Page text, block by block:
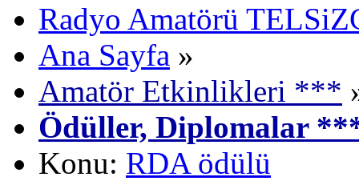
Radyo Amatörü
Ana Sayfa »
Amatör Etkinlikleri ***
Ödüller, Diplomalar
Konu: RDA ödülü